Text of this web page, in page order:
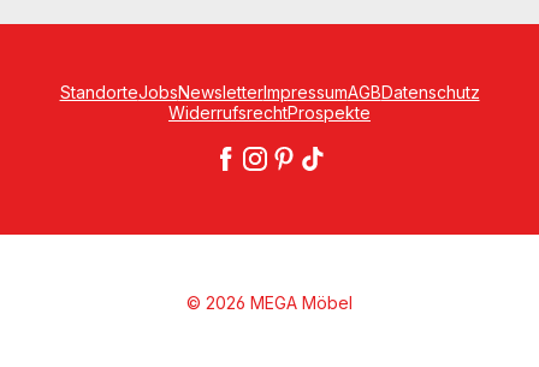
StandorteJobsNewsletterImpressumAGBDatenschutz
WiderrufsrechtProspekte
© 2026 MEGA Möbel